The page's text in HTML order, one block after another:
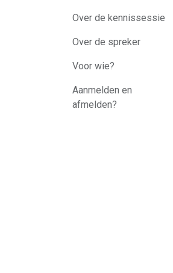
Over de kennissessie
Over de spreker
Voor wie?
Aanmelden en
afmelden?